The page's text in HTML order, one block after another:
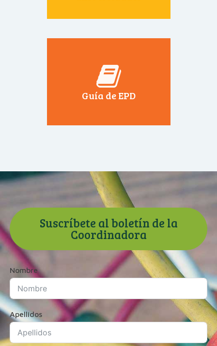
Guía de EPD
Suscríbete al boletín de la
Coordinadora
Nombre
Apellidos